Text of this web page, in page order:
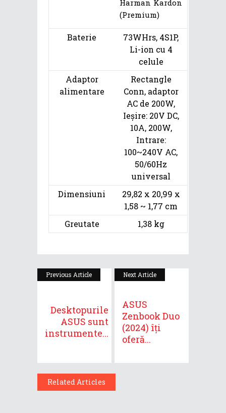
Harman Kardon
(Premium)
Baterie
73WHrs, 4S1P,
Li-ion cu 4
celule
Adaptor
alimentare
Rectangle
Conn, adaptor
AC de 200W,
Ieșire: 20V DC,
10A, 200W,
Intrare:
100~240V AC,
50/60Hz
universal
Dimensiuni
29,82 x 20,99 x
1,58 ~ 1,77 cm
Greutate
1,38 kg
Previous Article
Desktopurile
ASUS sunt
instrumente...
Next Article
ASUS
Zenbook Duo
(2024) îți
oferă...
Related Articles